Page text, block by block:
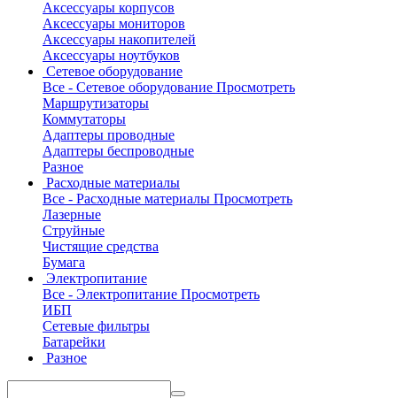
Аксессуары корпусов
Аксессуары мониторов
Аксессуары накопителей
Аксессуары ноутбуков
Сетевое оборудование
Все - Сетевое оборудование Просмотреть
Маршрутизаторы
Коммутаторы
Адаптеры проводные
Адаптеры беспроводные
Разное
Расходные материалы
Все - Расходные материалы Просмотреть
Лазерные
Струйные
Чистящие средства
Бумага
Электропитание
Все - Электропитание Просмотреть
ИБП
Сетевые фильтры
Батарейки
Разное